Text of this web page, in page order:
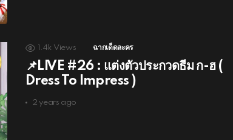
1.4k Views ฉากเด็ดละคร
📌LIVE #26 : แต่งตัวประกวดธีม ก-ฮ (
Dress To Impress )
2 years ago